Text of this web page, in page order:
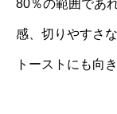
80％の範囲であ
感、切りやすさ
トーストにも向き